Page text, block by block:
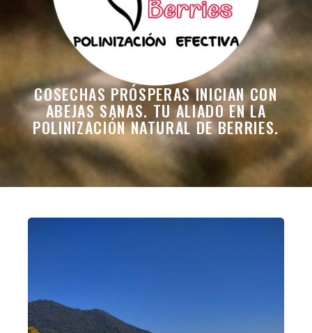
COSECHAS PRÓSPERAS INICIAN CON
ABEJAS SANAS. TU ALIADO EN LA
POLINIZACIÓN NATURAL DE BERRIES.